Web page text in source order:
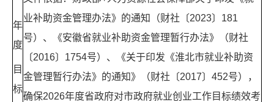
年
度
目
标
业补助资金管理办法》的通知（财社〔2023〕181
号）、《安徽省就业补助资金管理暂行办法》（财社
〔2016〕1754号）、《关于印发《淮北市就业补助资
金管理暂行办法》的通知》（财社〔2017〕452号），
确保2026年度省政府对市政府就业创业工作目标绩效考